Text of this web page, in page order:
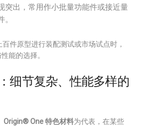
突出，常用作小批量功能件或接近量
件原型进行装配测试或市场试点时，
能的选择。
细节复杂、性能多样的
Origin® One 特色材料为代表，在某些